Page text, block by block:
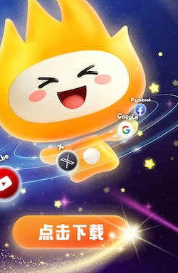
支持
旋风加速器
中心 雷霆加速
狂飙加速器
器速
魔法梯子加速器
黑洞加速官网
元机场・com
一元机场
快喵vpv
河马加速官网
外网加速软件 起飞apn下载
推荐